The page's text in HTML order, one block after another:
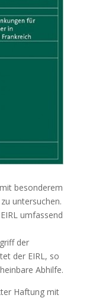
besonderem
untersuchen.
umfassend
der
der EIRL, so
Abhilfe.
Haftung mit